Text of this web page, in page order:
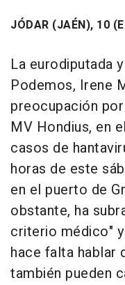
JÓDAR (JAÉN), 10
La eurodiputada
Podemos, Irene
preocupación
MV Hondius, en
casos de
horas de este
en el puerto de
obstante, ha
criterio médico"
hace falta hablar
también pueden